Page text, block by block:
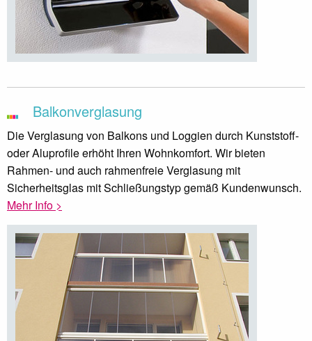
Balkonverglasung
Die Verglasung von Balkons und Loggien durch Kunststoff-
oder Aluprofile erhöht Ihren Wohnkomfort. Wir bieten
Rahmen- und auch rahmenfreie Verglasung mit
Sicherheitsglas mit Schließungstyp gemäß Kundenwunsch.
Mehr Info >